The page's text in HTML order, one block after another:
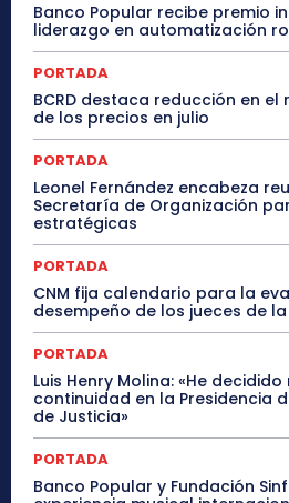
Banco Popular recibe premio
liderazgo en automatización
PORTADA
BCRD destaca reducción en
de los precios en julio
PORTADA
Leonel Fernández encabeza
Secretaría de Organización
estratégicas
PORTADA
CNM fija calendario para la
desempeño de los jueces de
PORTADA
Luis Henry Molina: «He
continuidad en la Presidencia
de Justicia»
PORTADA
Banco Popular y Fundación